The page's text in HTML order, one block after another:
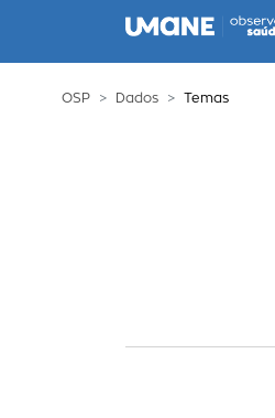
OSP Dados Temas